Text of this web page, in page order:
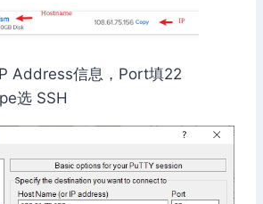
Address信息，Port填22
选 SSH